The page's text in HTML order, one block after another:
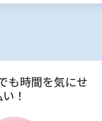
も時間を気にせ
！